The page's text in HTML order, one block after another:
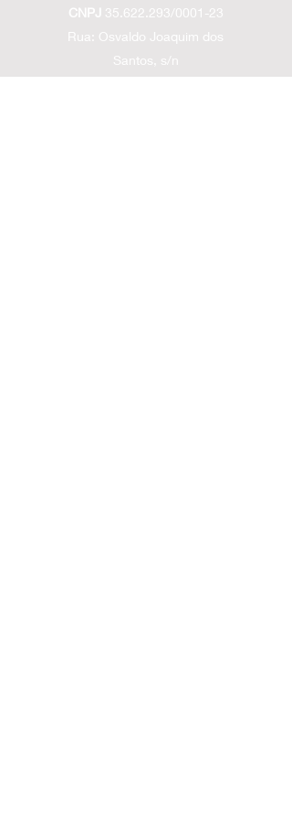
CNPJ 35.622.293 /0001-23
Rua: Osvaldo Joaquim dos
Santos, s/n